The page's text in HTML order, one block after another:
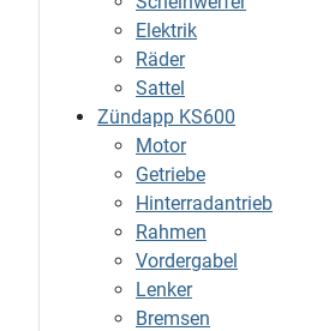
Elektrik
Räder
Sattel
Zündapp KS600
Motor
Getriebe
Hinterradantrieb
Rahmen
Vordergabel
Lenker
Bremsen